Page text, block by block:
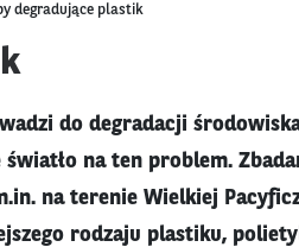
degradujące plastik
do degradacji
na ten problem.
na terenie Wielkiej
rodzaju plastiku,